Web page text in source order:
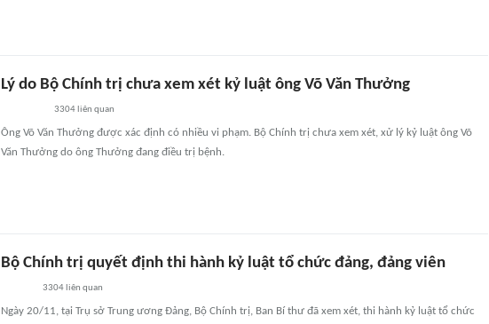
Lý do Bộ Chính trị chưa xem xét kỷ luật ông Võ Văn Thưởng
3304 liên quan
Ông Võ Văn Thưởng được xác định có nhiều vi phạm. Bộ Chính trị chưa xem xét, xử lý kỷ luật ông Võ
Văn Thưởng do ông Thưởng đang điều trị bệnh.
Bộ Chính trị quyết định thi hành kỷ luật tổ chức đảng, đảng viên
3304 liên quan
Ngày 20/11, tại Trụ sở Trung ương Đảng, Bộ Chính trị, Ban Bí thư đã xem xét, thi hành kỷ luật tổ chức